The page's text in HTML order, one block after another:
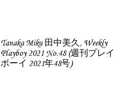
Tanaka Miku 田中美久, Weekly
Playboy 2021 No.48 (週刊プレイ
ボーイ 2021年48号)